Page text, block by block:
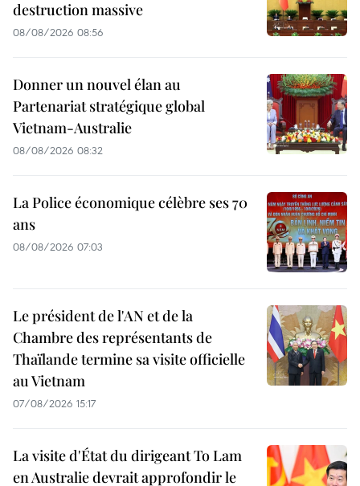
destruction massive
08/08/2026 08:56
Donner un nouvel élan au
Partenariat stratégique global
Vietnam-Australie
08/08/2026 08:32
La Police économique célèbre ses 70
ans
08/08/2026 07:03
Le président de l'AN et de la
Chambre des représentants de
Thaïlande termine sa visite officielle
au Vietnam
07/08/2026 15:17
La visite d'État du dirigeant To Lam
en Australie devrait approfondir le